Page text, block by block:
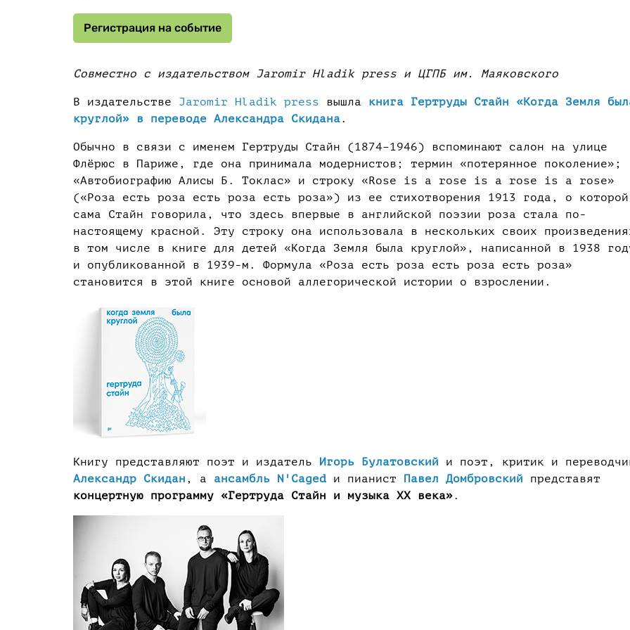
Регистрация на событие
Совместно с издательством Jaromir Hladik press и ЦГПБ им. Маяковского
В издательстве Jaromir Hladik press вышла книга Гертруды Стайн «Когда Земля
круглой» в переводе Александра Скидана.
Обычно в связи с именем Гертруды Стайн (1874–1946) вспоминают салон на улице
Флёрюс в Париже, где она принимала модернистов; термин «потерянное поколение»;
«Автобиографию Алисы Б. Токлас» и строку «Rose is a rose is a rose is a rose»
(«Роза есть роза есть роза есть роза») из ее стихотворения 1913 года, о которой
сама Стайн говорила, что здесь впервые в английской поэзии роза стала по-
настоящему красной. Эту строку она использовала в нескольких своих
в том числе в книге для детей «Когда Земля была круглой», написанной в 1938
и опубликованной в 1939-м. Формула «Роза есть роза есть роза есть роза»
становится в этой книге основой аллегорической истории о взрослении.
Книгу представляют поэт и издатель Игорь Булатовский и поэт, критик и
Александр Скидан , а ансамбль N'Caged и пианист Павел Домбровский представят
концертную программу «Гертруда Стайн и музыка XX века».